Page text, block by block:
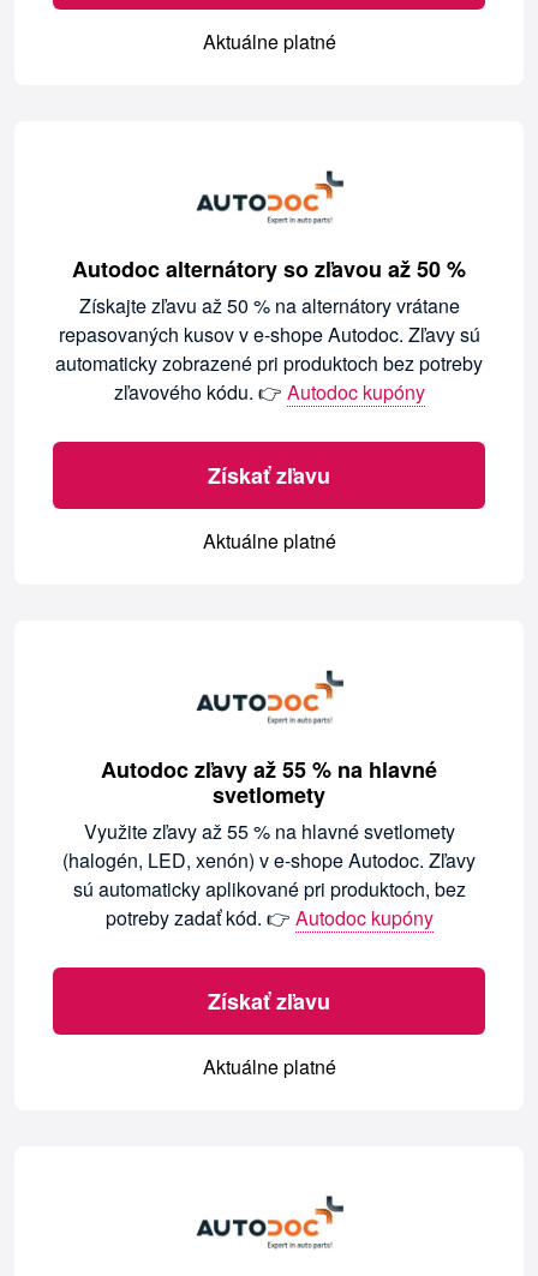
Aktuálne platné
Autodoc alternátory so zľavou až 50 %
Získajte zľavu až 50 % na alternátory vrátane
repasovaných kusov v e-shope Autodoc. Zľavy sú
automaticky zobrazené pri produktoch bez potreby
zľavového kódu. 👉 Autodoc kupóny
Získať zľavu
Aktuálne platné
Autodoc zľavy až 55 % na hlavné
svetlomety
Využite zľavy až 55 % na hlavné svetlomety
(halogén, LED, xenón) v e-shope Autodoc. Zľavy
sú automaticky aplikované pri produktoch, bez
potreby zadať kód. 👉 Autodoc kupóny
Získať zľavu
Aktuálne platné